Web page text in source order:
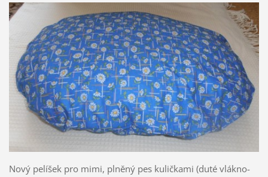
Nový pelíšek pro mimi, plněný pes kuličkami (duté vlákno-